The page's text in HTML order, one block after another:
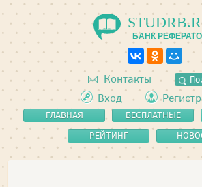
БАНК
Контакты
Вход
ГЛАВНАЯ
БЕСПЛАТНЫЕ
РЕФЕРАТЫ
РЕЙТИНГ